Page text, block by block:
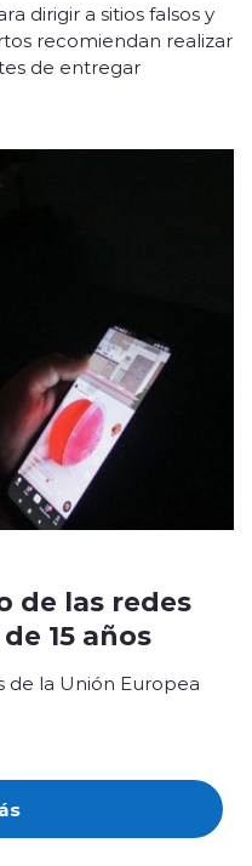
dirigir a sitios falsos y
recomiendan realizar
de entregar
de las redes
15 años
de la Unión Europea